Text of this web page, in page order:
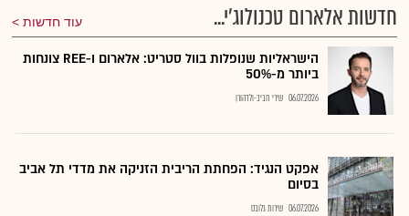
חדשות אלארום טכנולוג'י... עוד חדשות
הישראליות שנופלות בוול סטריט: אלארום ו-REE צונחות
ביותר מ-50%
06.07.2026 שירי חביב-ולדהורן
אפקט הנגיד: הפחתת הריבית הזניקה את מדדי תל אביב
בסיום
06.07.2026 שירות גלובס